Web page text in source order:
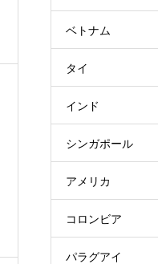
ベトナム
タイ
インド
シンガポール
アメリカ
コロンビア
パラグアイ